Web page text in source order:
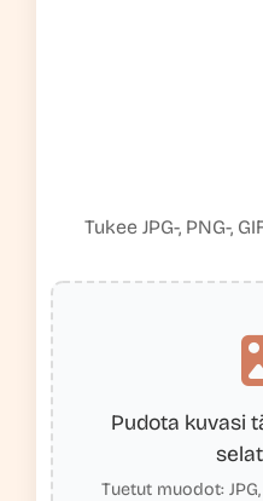
Tukee JPG-, PNG-,
Pudota kuvasi
Tuetut muodot: JPG,